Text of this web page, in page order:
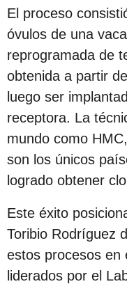
b
l
i
c
a
c
i
ó
n
El proceso
óvulos de una
reprogramada de
obtenida a partir
luego ser
receptora. La
mundo como
son los únicos
logrado obtener
Este éxito
Toribio Rodríguez
estos procesos en
liderados por el